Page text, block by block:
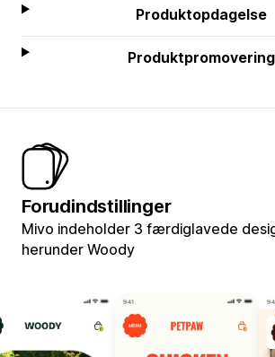
Produktopdagelse
Produktpromovering
Forudindstillinger
Mivo indeholder 3 færdiglavede
herunder Woody